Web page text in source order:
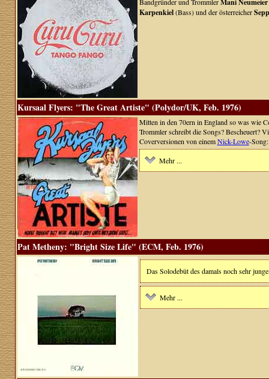
Mani Neumeier
Karpenkiel(Bass) und der österreicher
Kursaal Flyers: "The Great Artiste" (Polydor/UK, Feb. 1976)
Mitten in den 70ern in England so was wie
Trommler schreibt die Songs? Bescheuert?
Coverversionen von einemNick-Lowe-
Mehr ...
Pat Metheny: "Bright Size Life" (ECM, Feb. 1976)
Das Solodebüt des damals noch sehr
Mehr ...